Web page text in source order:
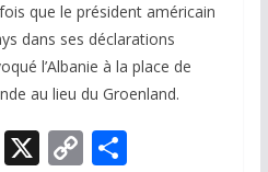
que le président américain
dans ses déclarations
l’Albanie à la place de
au lieu du Groenland.
X C P